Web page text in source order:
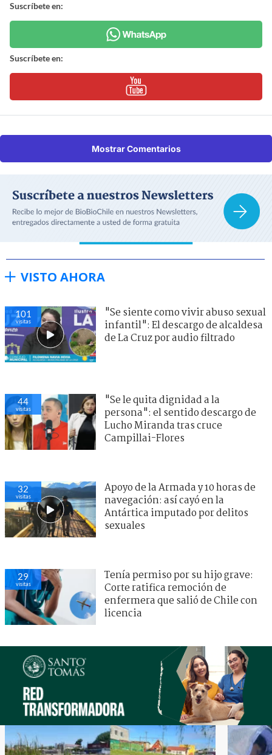
Suscríbete en:
Suscríbete en:
Mostrar Comentarios
VISTO AHORA
101
visitas
"Se siente como vivir abuso sexual
infantil": El descargo de alcaldesa
de La Cruz por audio filtrado
44
visitas
"Se le quita dignidad a la
persona": el sentido descargo de
Lucho Miranda tras cruce
Campillai-Flores
32
visitas
Apoyo de la Armada y 10 horas de
navegación: así cayó en la
Antártica imputado por delitos
sexuales
29
visitas
Tenía permiso por su hijo grave:
Corte ratifica remoción de
enfermera que salió de Chile con
licencia